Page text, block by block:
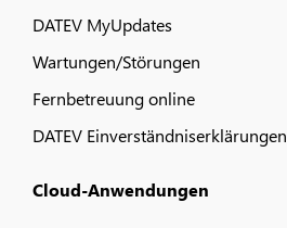
DATEV MyUpdates
Wartungen/Störungen
Fernbetreuung online
DATEV Einverständniserklärungen
Cloud-Anwendungen